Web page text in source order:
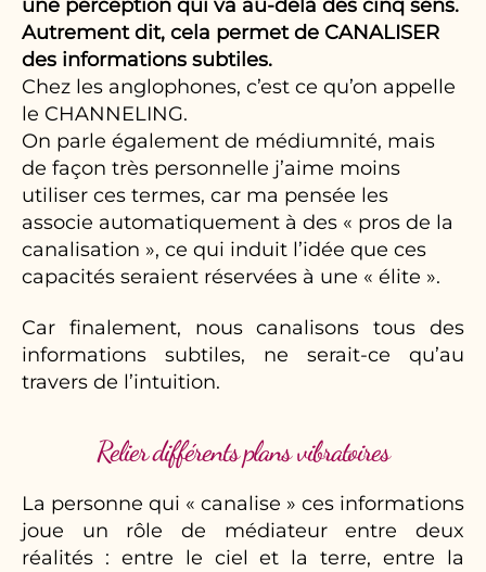
une perception qui va au-delà des cinq sens.
Autrement dit, cela permet de CANALISER
des informations subtiles.
Chez les anglophones, c’est ce qu’on appelle
le CHANNELING.
On parle également de médiumnité, mais
de façon très personnelle j’aime moins
utiliser ces termes, car ma pensée les
associe automatiquement à des « pros de la
canalisation », ce qui induit l’idée que ces
capacités seraient réservées à une « élite ».
Car finalement, nous canalisons tous des
informations subtiles, ne serait-ce qu’au
travers de l’intuition.
Relier différents plans vibratoires
La personne qui « canalise » ces informations
joue un rôle de médiateur entre deux
réalités : entre le ciel et la terre, entre la